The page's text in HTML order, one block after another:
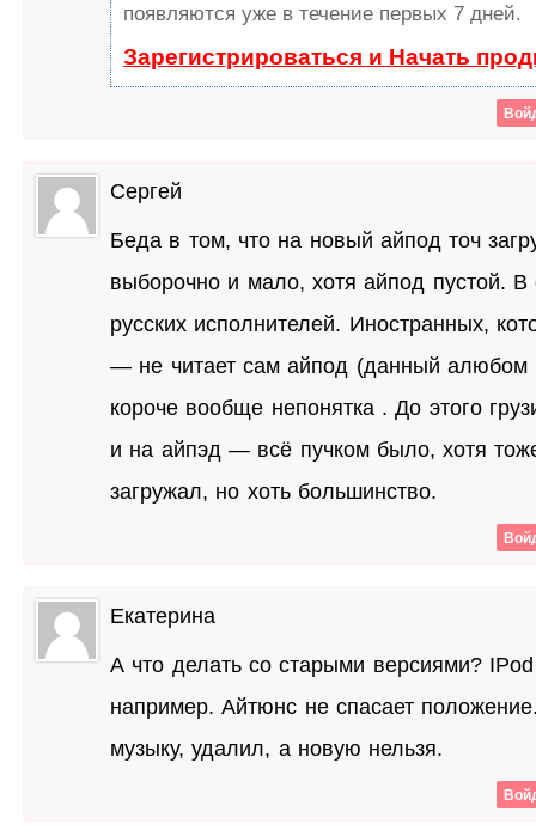
появляются уже в течение первых 7 дней.
Зарегистрироваться и Начать
Сергей
Беда в том, что на новый айпод точ
выборочно и мало, хотя айпод пустой. В
русских исполнителей. Иностранных,
— не читает сам айпод (данный алюбом
короче вообще непонятка . До этого
и на айпэд — всё пучком было, хотя
загружал, но хоть большинство.
Екатерина
А что делать со старыми версиями?
например. Айтюнс не спасает
музыку, удалил, а новую нельзя.